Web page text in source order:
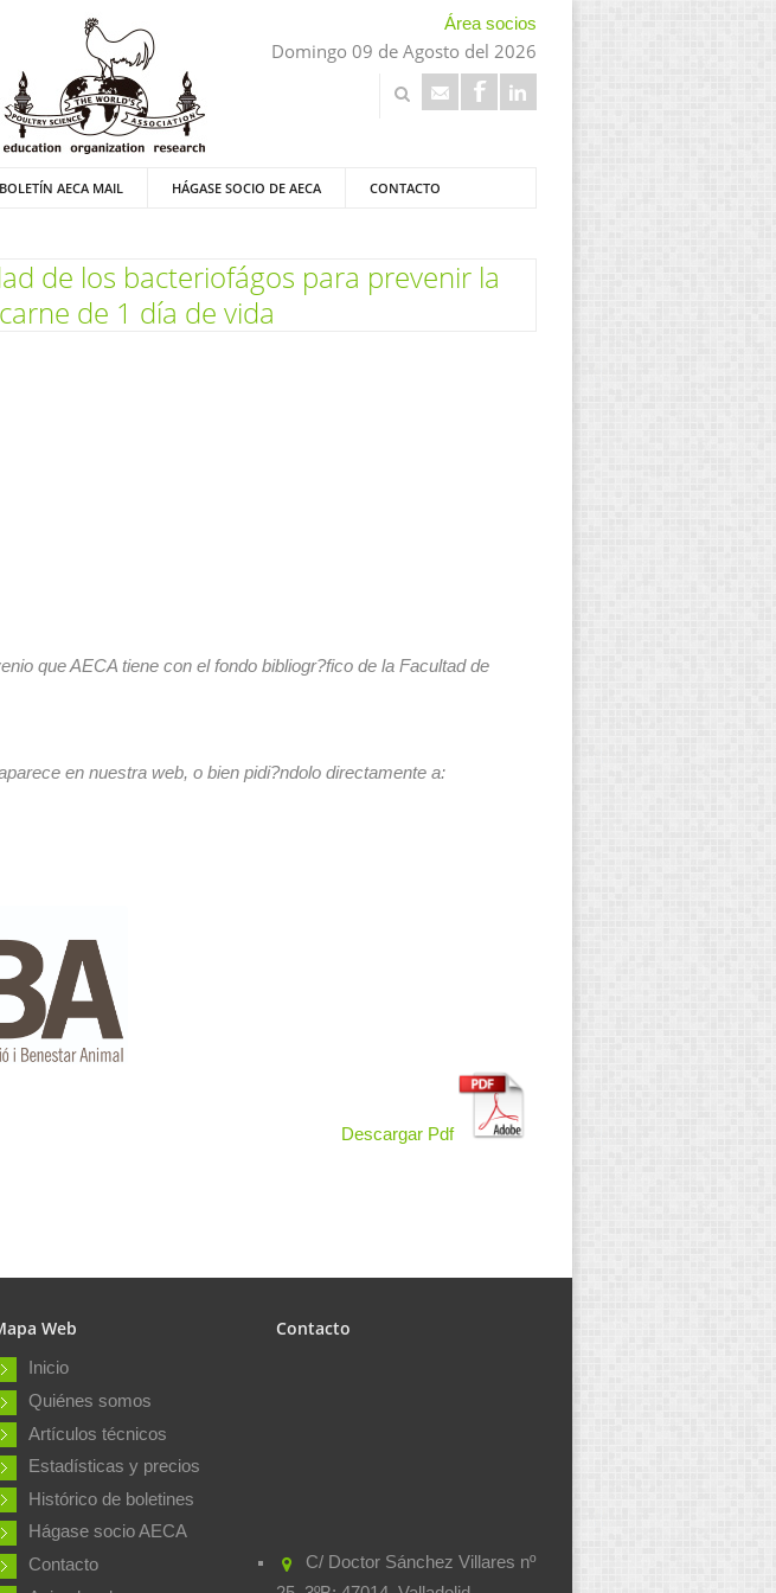
Área socios
Domingo 09 de Agosto del 2026
BOLETÍN AECA MAIL HÁGASE SOCIO DE AECA CONTACTO
de los bacteriofágos para prevenir la
de 1 día de vida
que AECA tiene con el fondo bibliogr?fico de la Facultad de
en nuestra web, o bien pidi?ndolo directamente a:
Descargar Pdf
Web
Inicio
Quiénes somos
Artículos técnicos
Estadísticas y precios
Histórico de boletines
Hágase socio AECA
Contacto
Contacto
C/ Doctor Sánchez Villares nº